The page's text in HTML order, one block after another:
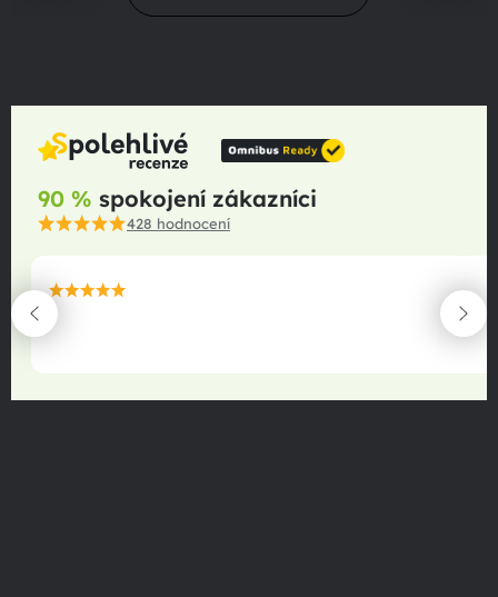
90 % spokojení zákazníci
428 hodnocení
maximální spokojenost
22.06.2025